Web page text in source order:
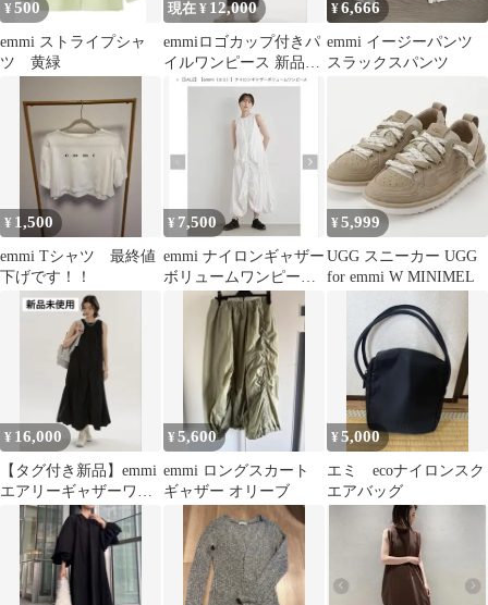
¥500
emmi ストライプシャ
ツ 黄緑
現在 ¥ 12,000
emmiロゴカップ付きパ
イルワンピース 新品未
使用タグ付き
¥6,666
emmi イージーパンツ
スラックスパンツ
¥ 1,500
emmi Tシャツ 最終値
下げです！！
¥ 7,500
emmi ナイロンギャザー
ボリュームワンピー
ス Sサイズ
¥5,999
UGG スニーカー UGG
for emmi W MINIMEL
¥ 16,000
【タグ付き新品】emmi
エアリーギャザーワン
ピース
¥5,600
emmi ロングスカート
ギャザー オリーブ
¥5,000
エミ ecoナイロンスク
エアバッグ